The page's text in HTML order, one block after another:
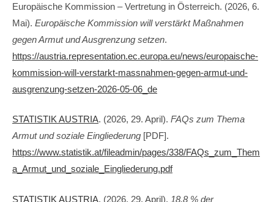
Europäische Kommission – Vertretung in Österreich. (2026, 6.
Mai). Europäische Kommission will verstärkt Maßnahmen
gegen Armut und Ausgrenzung setzen.
https://austria.representation.ec.europa.eu/news/europaische-
kommission-will-verstarkt-massnahmen-gegen-armut-und-
ausgrenzung-setzen-2026-05-06_de
STATISTIK AUSTRIA. (2026, 29. April). FAQs zum Thema
Armut und soziale Eingliederung [PDF].
https://www.statistik.at/fileadmin/pages/338/FAQs_zum_Them
a_Armut_und_soziale_Eingliederung.pdf
STATISTIK AUSTRIA. (2026, 29. April). 18,8 % der